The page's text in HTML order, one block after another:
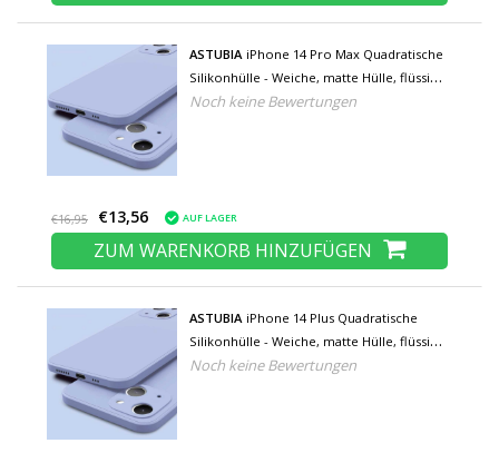
ASTUBIA iPhone 14 Pro Max Quadratische
Silikonhülle - Weiche, matte Hülle, flüssige
Abdeckung, hellblau
Noch keine Bewertungen
€16,95 €13,56 AUF LAGER
ZUM WARENKORB HINZUFÜGEN
ASTUBIA iPhone 14 Plus Quadratische
Silikonhülle - Weiche, matte Hülle, flüssige
Hülle, hellblau
Noch keine Bewertungen